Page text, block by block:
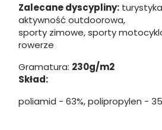
Zalecane dyscypliny:
aktywność outdoorowa,
sporty zimowe, sporty
rowerze
Gramatura: 230g/m2
Skład:
poliamid - 63%, polipropylen -